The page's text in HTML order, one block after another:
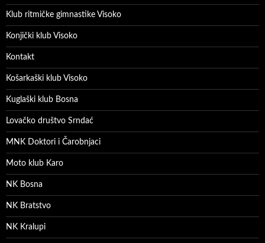
Klub ritmičke gimnastike Visoko
Konjički klub Visoko
Kontakt
Košarkaški klub Visoko
Kuglaški klub Bosna
Lovačko društvo Srndać
MNK Doktori i Čarobnjaci
Moto klub Karo
NK Bosna
NK Bratstvo
NK Kralupi